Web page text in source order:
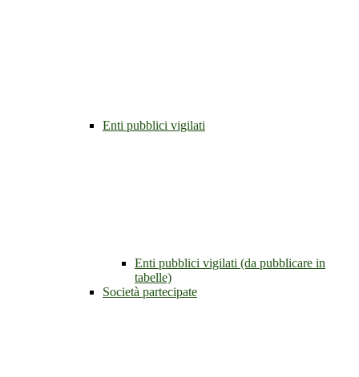
Enti pubblici vigilati
Enti pubblici vigilati (da pubblicare in
tabelle)
Società partecipate